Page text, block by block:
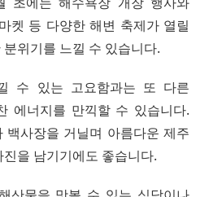
켓 등 다양한 해변 축제가 열릴
위기를 느낄 수 있습니다.
수 있는 고요함과는 또 다른
에너지를 만끽할 수 있습니다.
백사장을 거닐며 아름다운 제주
을 남기기에도 좋습니다.